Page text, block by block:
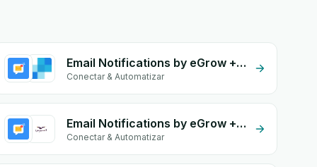
Email Notifications by eGrow + SendGrid
Conectar & Automatizar
Email Notifications by eGrow + Al-Nawras (Nawris)
Conectar & Automatizar